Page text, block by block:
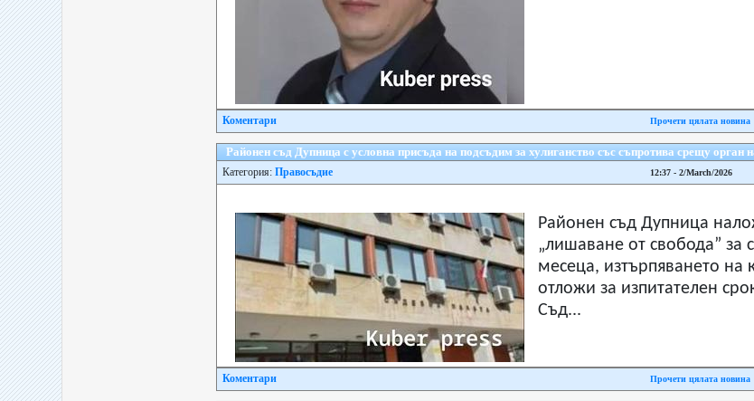
Коментари Прочети цялата новина
Районен съд Дупница с условна присъда на подсъдим за хулиганство със съпротива срещу орган
Категория: Правосъдие 12:37 - 2/March/2026
Районен съд Дупница
„лишаване от свобода” за
месеца, изтърпяването на
отложи за изпитателен
Съд...
Коментари Прочети цялата новина